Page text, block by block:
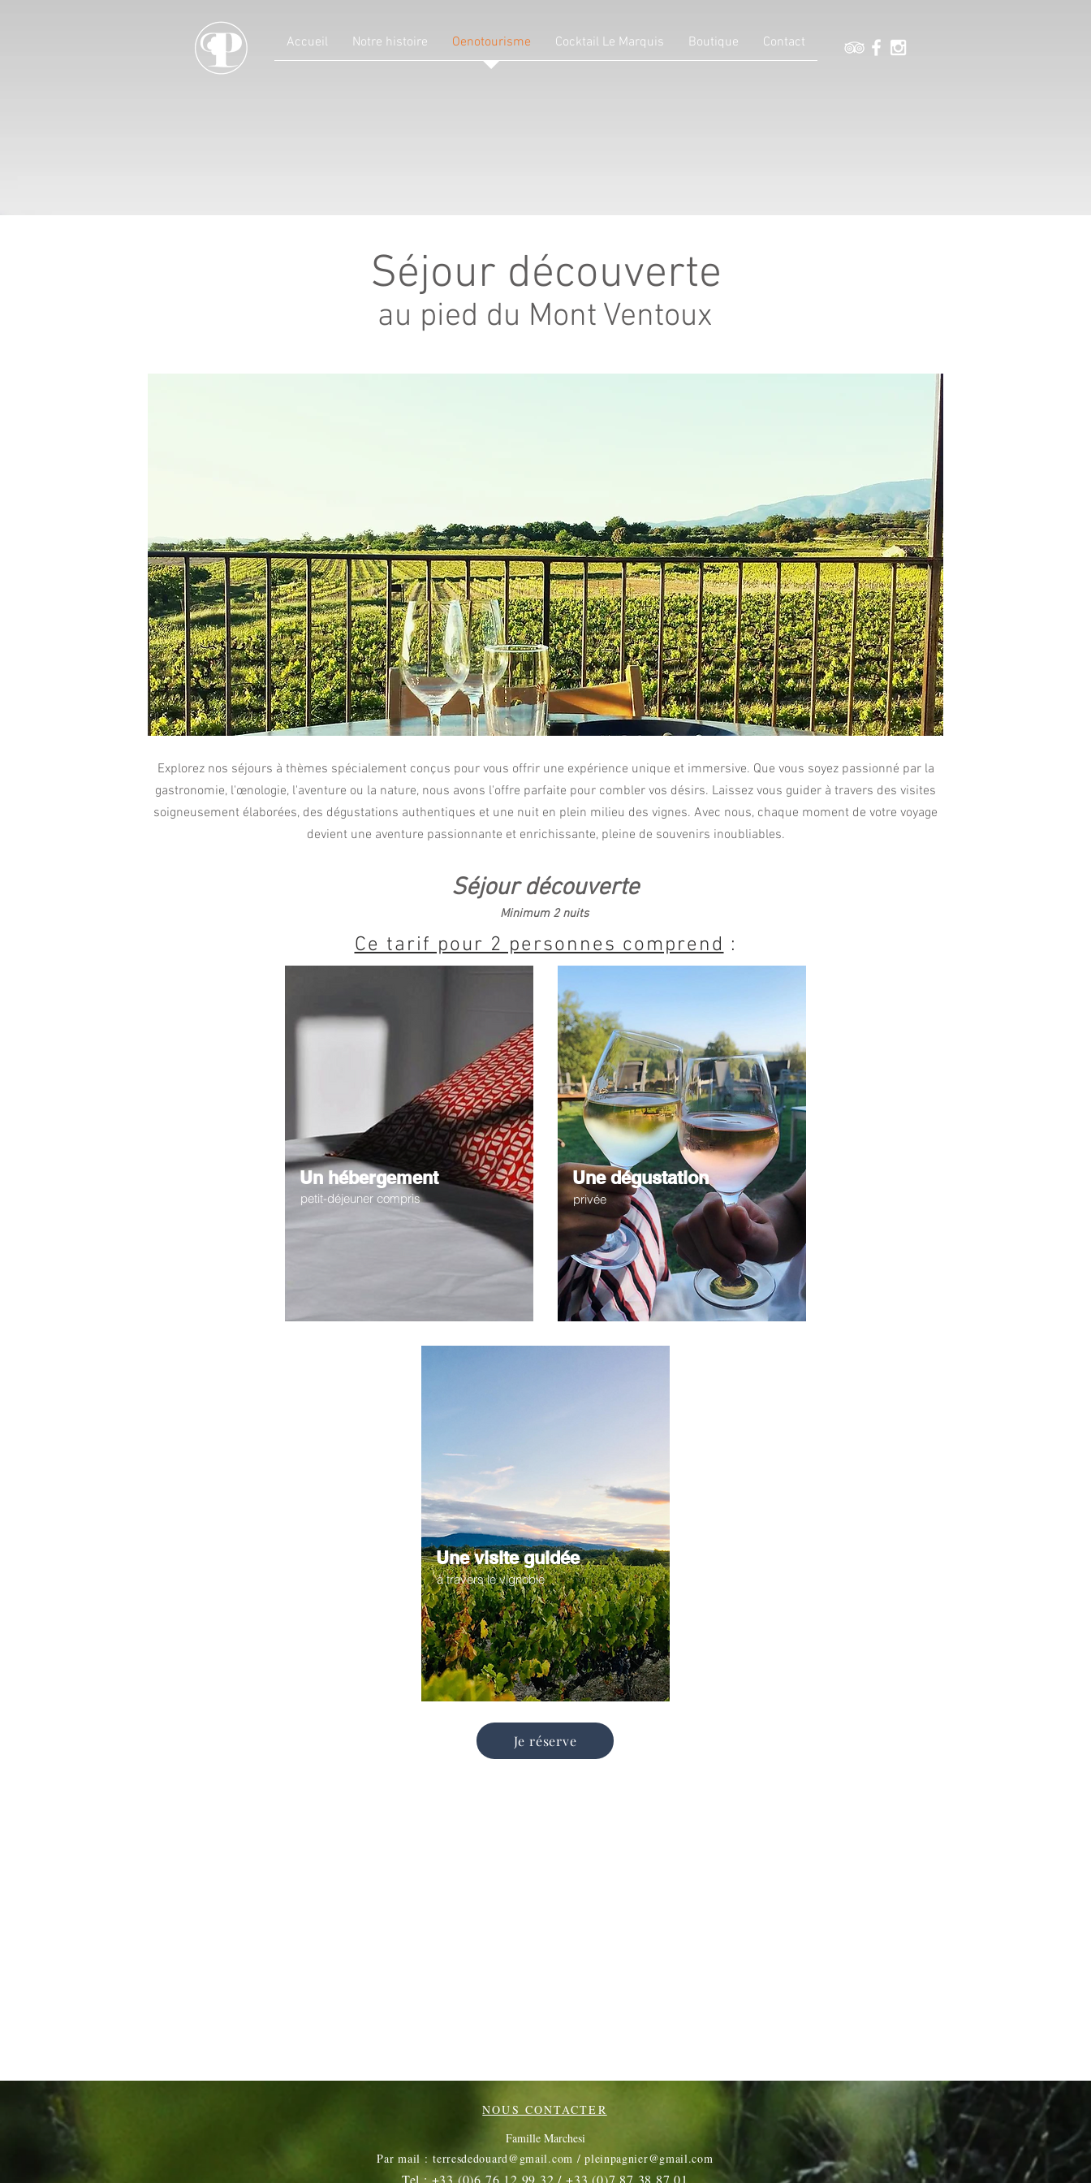
Accueil Notre histoire Oenotourisme Cocktail Le Marquis Boutique Contact
Séjour découverte
au pied du Mont Ventoux
Explorez nos séjours à thèmes spécialement conçus pour vous offrir une expérience unique et immersive. Que vous soyez passionné par la
gastronomie, l'œnologie, l'aventure ou la nature, nous avons l'offre parfaite pour combler vos désirs. Laissez vous guider à travers des visites
soigneusement élaborées, des dégustations authentiques et une nuit en plein milieu des vignes. Avec nous, chaque moment de votre voyage
devient une aventure passionnante et enrichissante, pleine de souvenirs inoubliables.
Séjour découverte
Minimum 2 nuits
Ce tarif pour 2 personnes comprend:
Un hébergement
petit-déjeuner compris
Une dégustation
privée
Une visite guidée
à travers le vignoble
Je réserve
NOUS CONTACTER
Famille Marchesi
Par mail : terresdedouard@gmail.com /pleinpagnier@gmail.com
Tel : +33 (0)6.76.12.99.32 / +33 (0)7.87.38.87.01